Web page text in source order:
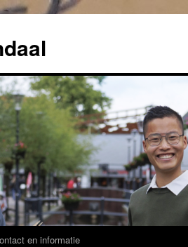
en informatie